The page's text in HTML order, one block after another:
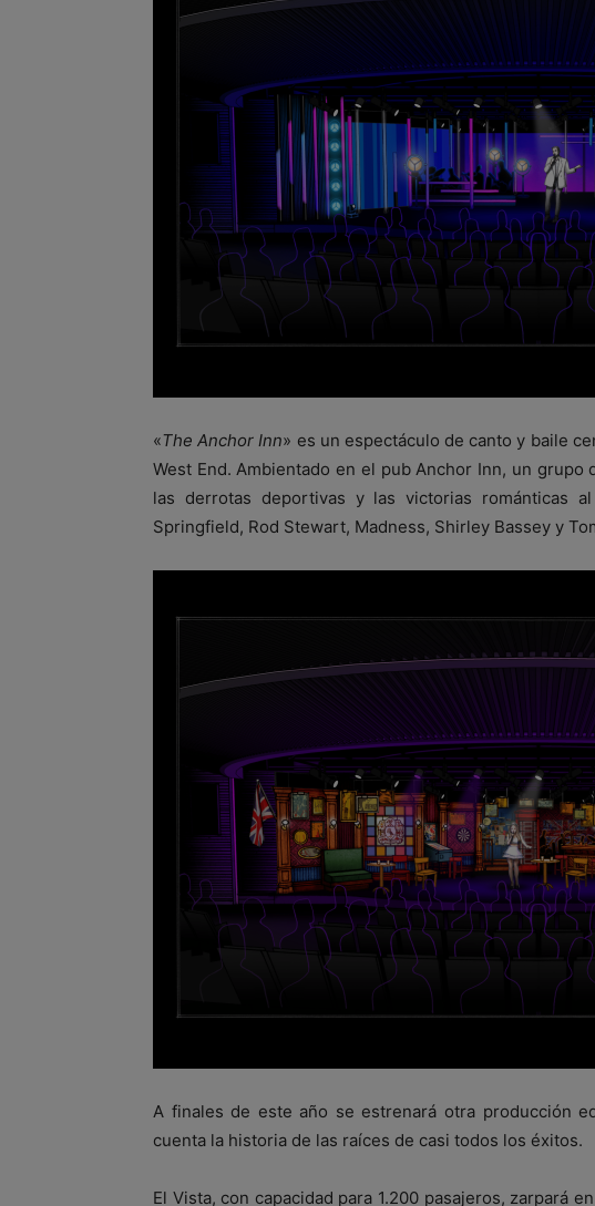
«The Anchor Inn» es un espectáculo de canto y baile
West End. Ambientado en el pub Anchor Inn, un
las derrotas deportivas y las victorias románticas
Springfield, Rod Stewart, Madness, Shirley Bassey y
A finales de este año se estrenará otra producción
cuenta la historia de las raíces de casi todos los éxitos.
El Vista, con capacidad para 1.200 pasajeros, zarpará